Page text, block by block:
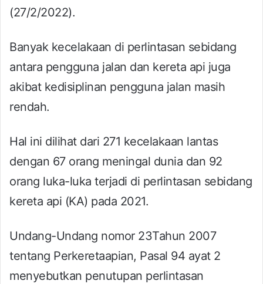
(27/2/2022).
Banyak kecelakaan di perlintasan sebidang
antara pengguna jalan dan kereta api juga
akibat kedisiplinan pengguna jalan masih
rendah.
Hal ini dilihat dari 271 kecelakaan lantas
dengan 67 orang meningal dunia dan 92
orang luka-luka terjadi di perlintasan sebidang
kereta api (KA) pada 2021.
Undang-Undang nomor 23Tahun 2007
tentang Perkeretaapian, Pasal 94 ayat 2
menyebutkan penutupan perlintasan